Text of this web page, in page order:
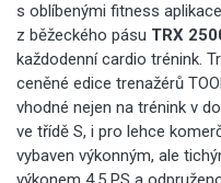
s oblíbenými fitness
z běžeckého pásu TRX
každodenní cardio trénink.
ceněné edice trenažérů
vhodné nejen na trénink v
ve třídě S, i pro lehce
vybaven výkonným, ale